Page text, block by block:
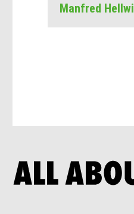
Vorheriger
Beitrag:
Manfred